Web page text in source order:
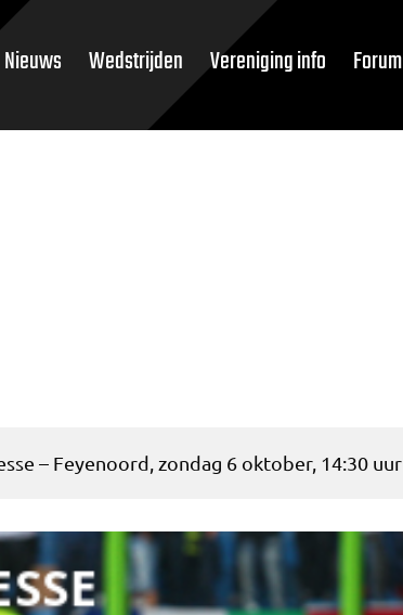
Nieuws Wedstrijden Vereniging info Forum
– Feyenoord, zondag 6 oktober, 14:30 uur